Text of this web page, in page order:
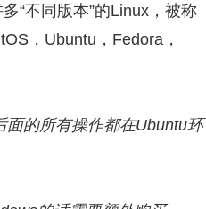
“不同版本”的Linux，被称
，Ubuntu，Fedora，
面的所有操作都在Ubuntu环